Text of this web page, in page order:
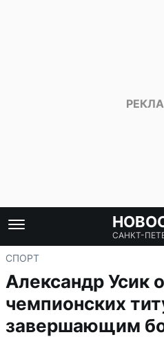
САНКТ-
СПОРТ
Александр Усик
чемпионских
завершающим